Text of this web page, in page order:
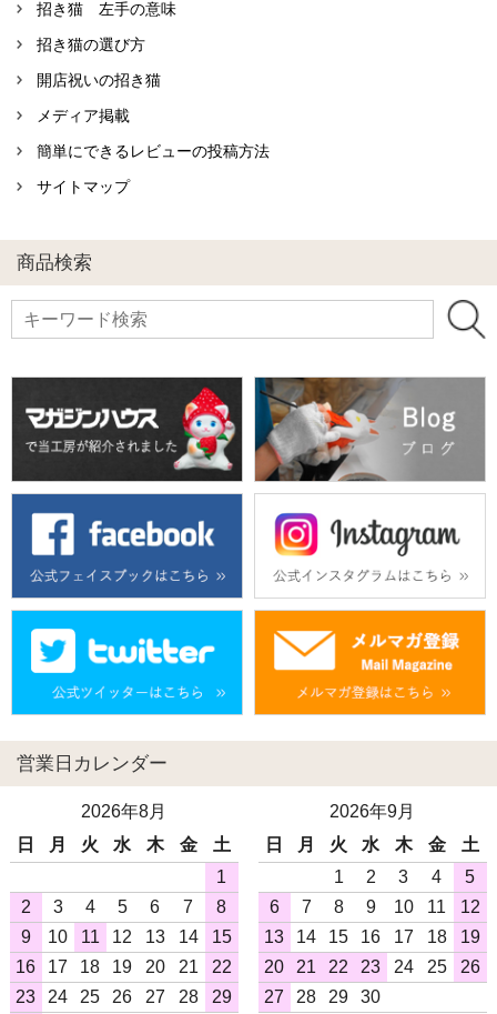
招き猫 左手の意味
招き猫の選び方
開店祝いの招き猫
メディア掲載
簡単にできるレビューの投稿方法
サイトマップ
商品検索
営業日カレンダー
2026年8月
日
月 火 水 木 金
土
1
2
3 4 5 6 7
8
9
10 11 12 13 14
15
16
17 18 19 20 21
22
23
24 25 26 27 28 29
2026年9月
日
月 火 水 木 金
土
1
2 3 4
5
6
7 8 9 10 11
12
13
14 15 16 17 18
19
20
21 22 23 24 25
26
27
28 29 30